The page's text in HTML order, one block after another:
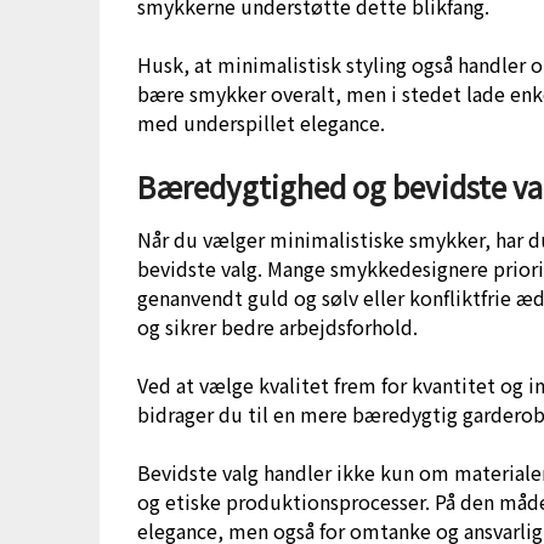
smykkerne understøtte dette blikfang.
Husk, at minimalistisk styling også handler
bære smykker overalt, men i stedet lade
med underspillet elegance.
Bæredygtighed og bevidste
Når du vælger minimalistiske smykker, har
bevidste valg. Mange smykkedesignere
genanvendt guld og sølv eller konfliktfrie
og sikrer bedre arbejdsforhold.
Ved at vælge kvalitet frem for kvantitet og
bidrager du til en mere bæredygtig
Bevidste valg handler ikke kun om
og etiske produktionsprocesser. På den
elegance, men også for omtanke og